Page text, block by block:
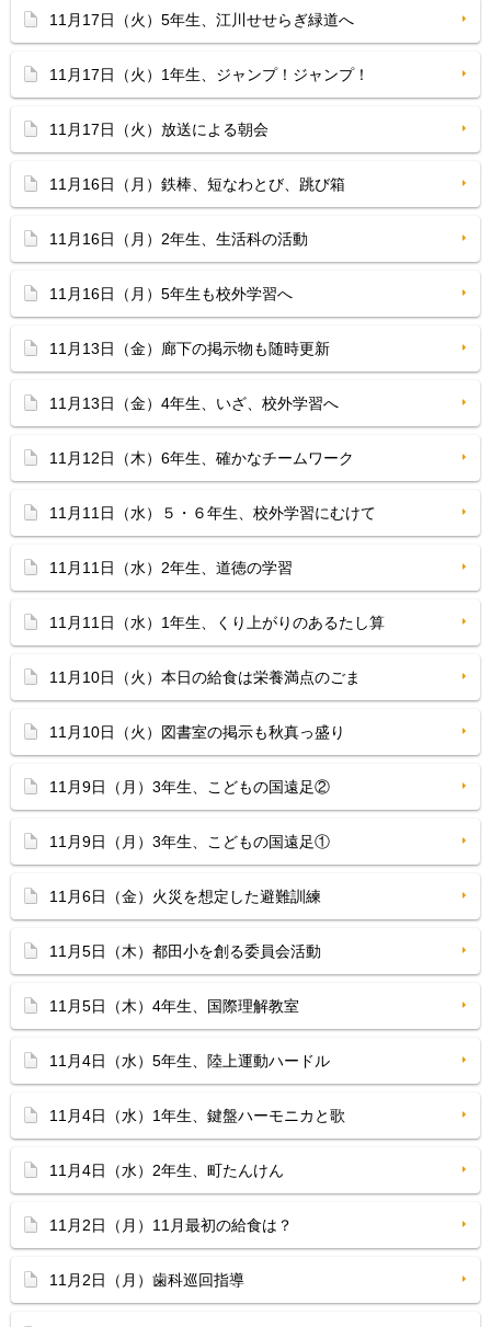
11月17日（火）5年生、江川せせらぎ緑道へ
11月17日（火）1年生、ジャンプ！ジャンプ！
11月17日（火）放送による朝会
11月16日（月）鉄棒、短なわとび、跳び箱
11月16日（月）2年生、生活科の活動
11月16日（月）5年生も校外学習へ
11月13日（金）廊下の掲示物も随時更新
11月13日（金）4年生、いざ、校外学習へ
11月12日（木）6年生、確かなチームワーク
11月11日（水）５・６年生、校外学習にむけて
11月11日（水）2年生、道徳の学習
11月11日（水）1年生、くり上がりのあるたし算
11月10日（火）本日の給食は栄養満点のごま
11月10日（火）図書室の掲示も秋真っ盛り
11月9日（月）3年生、こどもの国遠足②
11月9日（月）3年生、こどもの国遠足①
11月6日（金）火災を想定した避難訓練
11月5日（木）都田小を創る委員会活動
11月5日（木）4年生、国際理解教室
11月4日（水）5年生、陸上運動ハードル
11月4日（水）1年生、鍵盤ハーモニカと歌
11月4日（水）2年生、町たんけん
11月2日（月）11月最初の給食は？
11月2日（月）歯科巡回指導